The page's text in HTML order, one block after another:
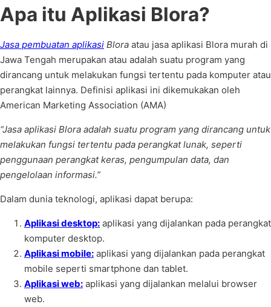
Apa itu Aplikasi Blora?
Jasa pembuatan aplikasi Blora atau jasa aplikasi Blora murah di
Jawa Tengah merupakan atau adalah suatu program yang
dirancang untuk melakukan fungsi tertentu pada komputer atau
perangkat lainnya. Definisi aplikasi ini dikemukakan oleh
American Marketing Association (AMA)
“Jasa aplikasi Blora adalah suatu program yang dirancang untuk
melakukan fungsi tertentu pada perangkat lunak, seperti
penggunaan perangkat keras, pengumpulan data, dan
pengelolaan informasi.”
Dalam dunia teknologi, aplikasi dapat berupa:
Aplikasi desktop: aplikasi yang dijalankan pada perangkat
komputer desktop.
Aplikasi mobile: aplikasi yang dijalankan pada perangkat
mobile seperti smartphone dan tablet.
Aplikasi web: aplikasi yang dijalankan melalui browser
web.